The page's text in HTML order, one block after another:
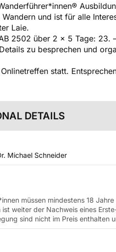
Wandern und ist für alle
Laie.
2502 über 2 x 5 Tage: 23.
zu besprechen und
statt.
DETAILS
Michael Schneider
müssen mindestens 18
ist weiter der Nachweis eines
sind nicht im Preis enthalten